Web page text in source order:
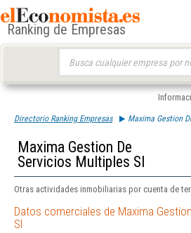
Ranking de Empresas
Directorio Ranking Empresas Maxima Gestion
Maxima Gestion De
Servicios Multiples Sl
Otras actividades inmobiliarias por cuenta de
Datos comerciales de Maxima
Sl